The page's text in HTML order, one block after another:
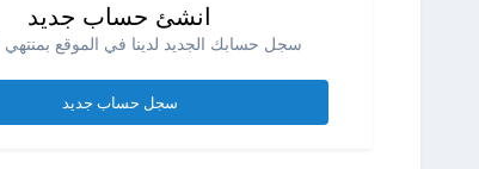
انشئ حساب جديد
سجل حسابك الجديد لدينا في الموقع بمنتهي
سجل حساب جديد